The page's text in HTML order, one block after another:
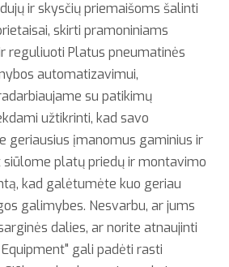
ir skysčių priemaišoms šalinti
skirti pramoniniams
reguliuoti Platus pneumatinės
automatizavimui,
su patikimų
užtikrinti, kad savo
geriausius įmanomus gaminius ir
siūlome platų priedų ir montavimo
kad galėtumėte kuo geriau
galimybes. Nesvarbu, ar jums
dalies, ar norite atnaujinti
gali padėti rasti